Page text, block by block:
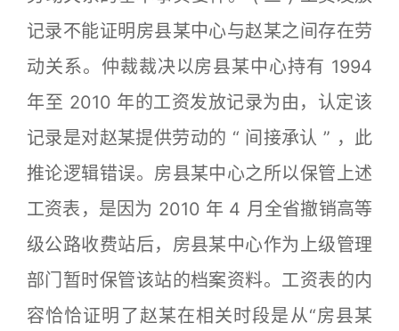
记录不能证明房县某中心与赵某之间存在劳
动关系。仲裁裁决以房县某中心持有 1994
年至 2010 年的工资发放记录为由，认定该
记录是对赵某提供劳动的 “ 间接承认 ” ，此
推论逻辑错误。房县某中心之所以保管上述
工资表，是因为 2010 年 4 月全省撤销高等
级公路收费站后，房县某中心作为上级管理
部门暂时保管该站的档案资料。工资表的内
容恰恰证明了赵某在相关时段是从“房县某